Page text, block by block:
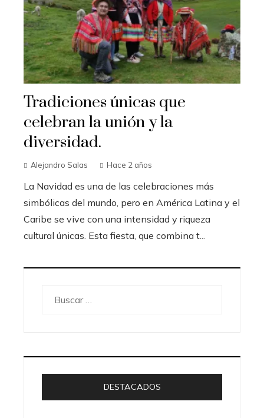
Tradiciones únicas que
celebran la unión y la
diversidad.
Alejandro Salas Hace 2 años
La Navidad es una de las celebraciones más
simbólicas del mundo, pero en América Latina y el
Caribe se vive con una intensidad y riqueza
cultural únicas. Esta fiesta, que combina t...
DESTACADOS